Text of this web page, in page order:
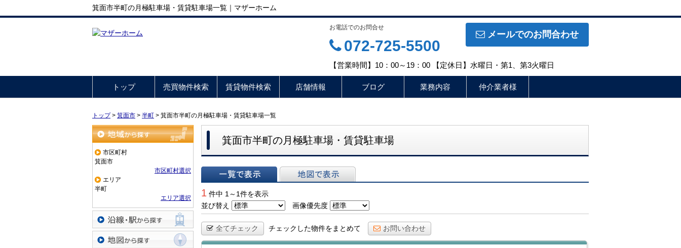
箕面市半町の月極駐車場・賃貸駐車場一覧｜マザーホーム
メールでのお問合わせ
お電話でのお問合せ
072-725-5500
【営業時間】10：00～19：00 【定休日】水曜日・第1、第3火曜日
トップ 売買物件検索 賃貸物件検索 店舗情報 ブログ 業務内容 仲介業者様
トップ> 箕面市 > 半町 > 箕面市半町の月極駐車場・賃貸駐車場一覧
地域から探す
市区町村
箕面市
市区町村選択
エリア
半町
エリア選択
沿線・駅から探す
箕面市半町の月極駐車場・賃貸駐車場
1 件中 1～1件を表示
並び替え
画像優先度
全てチェック チェックした物件をまとめて お問い合わせ